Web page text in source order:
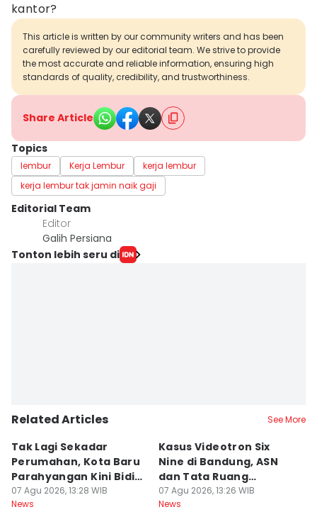
kantor?
This article is written by our community writers and has been
carefully reviewed by our editorial team. We strive to provide
the most accurate and reliable information, ensuring high
standards of quality, credibility, and trustworthiness.
Share Article
Topics
lembur Kerja Lembur
kerja lembur
kerja lembur tak jamin naik gaji
Editorial Team
Editor
Galih Persiana
Tonton lebih seru di
Related Articles See More
Tak Lagi Sekadar
Perumahan, Kota Baru
Parahyangan Kini Bidik
Wisatawan
07 Agu 2026, 13:28 WIB
News
Kasus Videotron Six
Nine di Bandung, ASN
dan Tata Ruang
Diperiksa
07 Agu 2026, 13:26 WIB
News